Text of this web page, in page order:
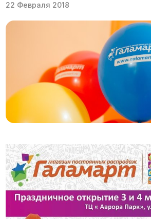
22 Февраля 2018